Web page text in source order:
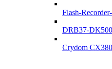
Flash-
DRB37-DK500
Crydom